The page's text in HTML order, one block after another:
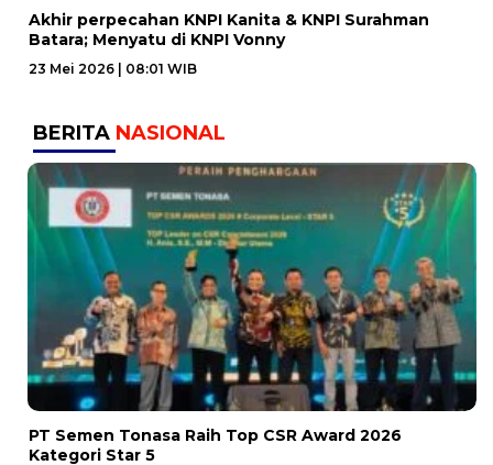
Akhir perpecahan KNPI Kanita & KNPI Surahman
Batara; Menyatu di KNPI Vonny
23 Mei 2026 | 08:01 WIB
BERITA NASIONAL
PT Semen Tonasa Raih Top CSR Award 2026
Kategori Star 5